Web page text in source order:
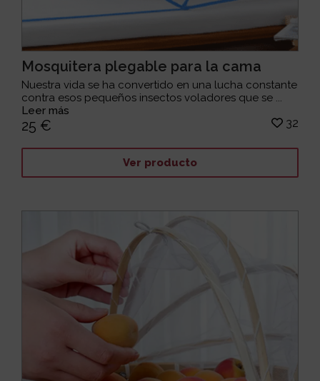
Mosquitera plegable para la cama
Nuestra vida se ha convertido en una lucha constante
contra esos pequeños insectos voladores que se ...
Leer más
25 € 32
Ver producto